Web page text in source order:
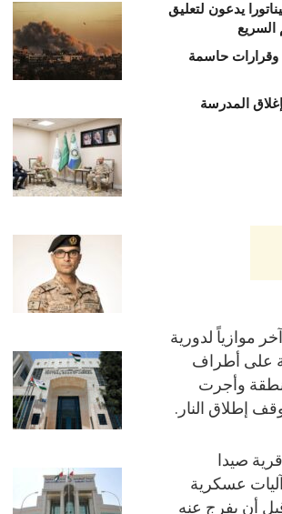
عاجلة لـ روبيو: 21 سيناتورا يدعون لتعليق
السريع
وقرارات حاسمة
المدرسة
موازياً لدورية
على أطراف
وأجرت
إطلاق النار.
صيدا
عسكرية
أن يفرج عنه